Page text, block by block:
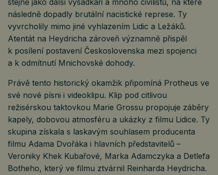
následně dopadly brutální nacistické represe. Ty
vyvrcholily mimo jiné vyhlazením Lidic a Ležáků.
Atentát na Heydricha zároveň významně přispěl
k posílení postavení Československa mezi spojenci
a k odmítnutí Mnichovské dohody.
Právě tento historický okamžik připomíná Protheus ve
své nové písni i videoklipu. Klip pod citlivou
režisérskou taktovkou Marie Grossu propojuje záběry
kapely, dobovou atmosféru a ukázky z filmu Lidice. Ty
skupina získala s laskavým souhlasem producenta
filmu Adama Dvořáka i hlavních představitelů –
Veroniky Khek Kubařové, Marka Adamczyka a Detlefa
Botheho, který ve filmu ztvárnil Reinharda Heydricha.